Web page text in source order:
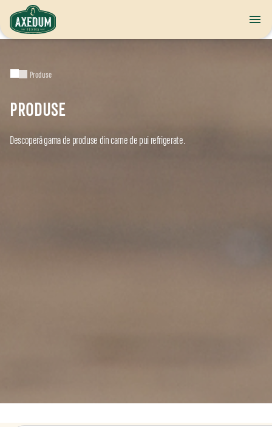
Produse
PRODUSE
Descoperă gama de produse din carne de pui refrigerate.